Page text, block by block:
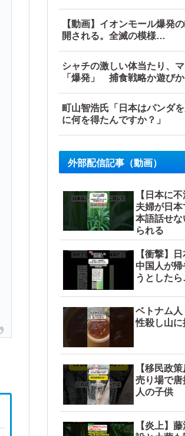
【動画】イオンモール爆発
開される。全滅の模様…
シャチの激しい体当たり、
「爆発」 捕食戦略か遊びか
町山智浩氏「日本はパンダ
に何を得たんですか？」
外部配信記事（動画）
【日本に
夫婦が日
本語話せ
られる
【衝撃】
中国人が
うとした
ベトナム
性殺し山に
【移民政
売り場で唐
人の子供
【炎上】